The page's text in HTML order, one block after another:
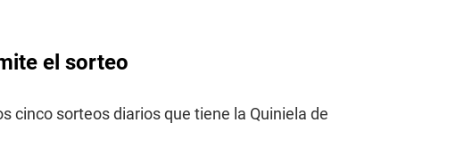
el sorteo
cinco sorteos diarios que tiene la Quiniela de